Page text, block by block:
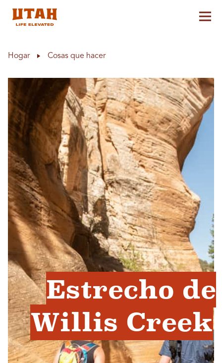
Hogar Cosas que hacer
Estrecho de
Willis Creek